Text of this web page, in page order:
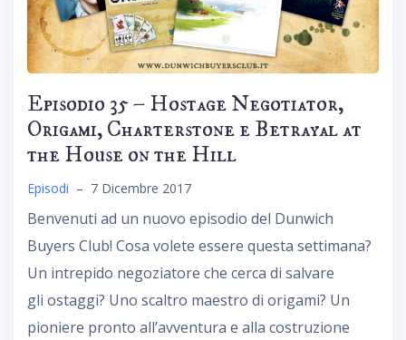
Episodio 35 – Hostage Negotiator,
Origami, Charterstone e Betrayal at
the House on the Hill
Episodi – 7 Dicembre 2017
Benvenuti ad un nuovo episodio del Dunwich
Buyers Club! Cosa volete essere questa settimana?
Un intrepido negoziatore che cerca di salvare
gli ostaggi? Uno scaltro maestro di origami? Un
pioniere pronto all’avventura e alla costruzione